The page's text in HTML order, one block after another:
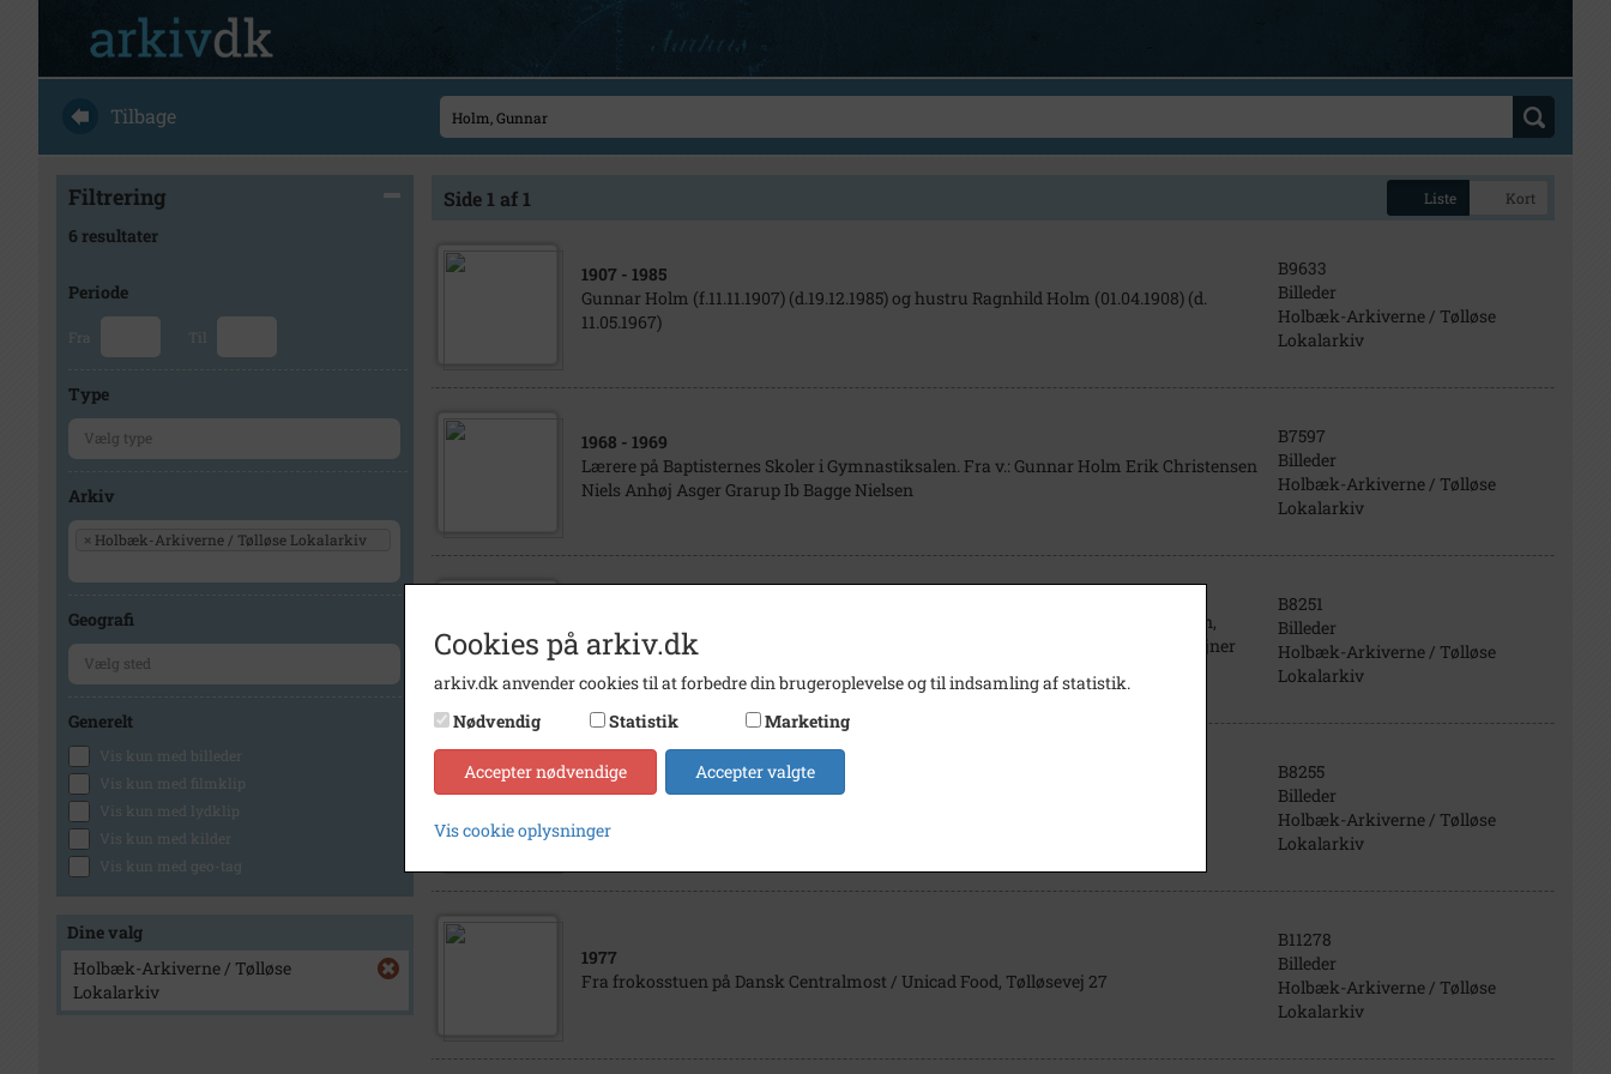
Tilbage
Filtrering
6 resultater
Periode
Fra Til
Type
Arkiv
× Holbæk-Arkiverne / Tølløse Lokalarkiv
Geografi
Generelt
Vis kun med billeder
Vis kun med filmklip
Vis kun med lydklip
Vis kun med kilder
Vis kun med geo-tag
Dine valg
Holbæk-Arkiverne / Tølløse
Lokalarkiv
Side 1 af 1 Liste Kort
1907 - 1985
Gunnar Holm (f.11.11.1907) (d.19.12.1985) og hustru Ragnhild Holm (01.04.1908) (d.
11.05.1967)
B9633
Billeder
Holbæk-Arkiverne / Tølløse
Lokalarkiv
1968 - 1969
Lærere på Baptisternes Skoler i Gymnastiksalen. Fra v.: Gunnar Holm Erik Christensen
Niels Anhøj Asger Grarup Ib Bagge Nielsen
B7597
Billeder
Holbæk-Arkiverne / Tølløse
Lokalarkiv
Lærerkollegiet i foredragssalen på Baptisternes Højskole 1958. Fra v.: Birthe Ibsen,
Grethe Grarup, Gunnar Holm, Henry Gjerrild, Niels Anhøj, Johannes Nørgaard, Ejner
B8251
Billeder
Holbæk-Arkiverne / Tølløse
Lokalarkiv
1952
B8255
Billeder
Holbæk-Arkiverne / Tølløse
Lokalarkiv
1977
Fra frokosstuen på Dansk Centralmost / Unicad Food, Tølløsevej 27
B11278
Billeder
Holbæk-Arkiverne / Tølløse
Lokalarkiv
Cookies på arkiv.dk
arkiv.dk anvender cookies til at forbedre din brugeroplevelse og til indsamling af statistik.
Nødvendig
Statistik Marketing
Accepter nødvendige Accepter valgte
Vis cookie oplysninger